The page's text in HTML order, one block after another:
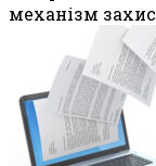
механізм